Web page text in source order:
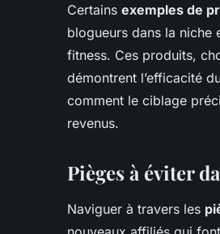
Certains exemples de
blogueurs dans la niche
fitness. Ces produits,
démontrent l’efficacité
comment le ciblage
revenus.
Pièges à éviter
Naviguer à travers les